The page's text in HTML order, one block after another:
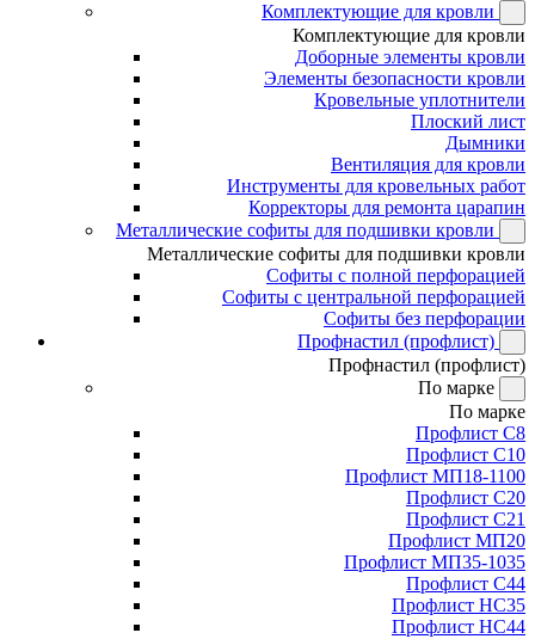
Комплектующие для кровли
Комплектующие для кровли
Доборные элементы кровли
Элементы безопасности кровли
Кровельные уплотнители
Плоский лист
Дымники
Вентиляция для кровли
Инструменты для кровельных работ
Корректоры для ремонта царапин
Металлические софиты для подшивки кровли
Металлические софиты для подшивки кровли
Софиты с полной перфорацией
Софиты с центральной перфорацией
Софиты без перфорации
Профнастил (профлист)
Профнастил (профлист)
По марке
По марке
Профлист С8
Профлист С10
Профлист МП18-1100
Профлист С20
Профлист С21
Профлист МП20
Профлист МП35-1035
Профлист С44
Профлист НС35
Профлист НС44